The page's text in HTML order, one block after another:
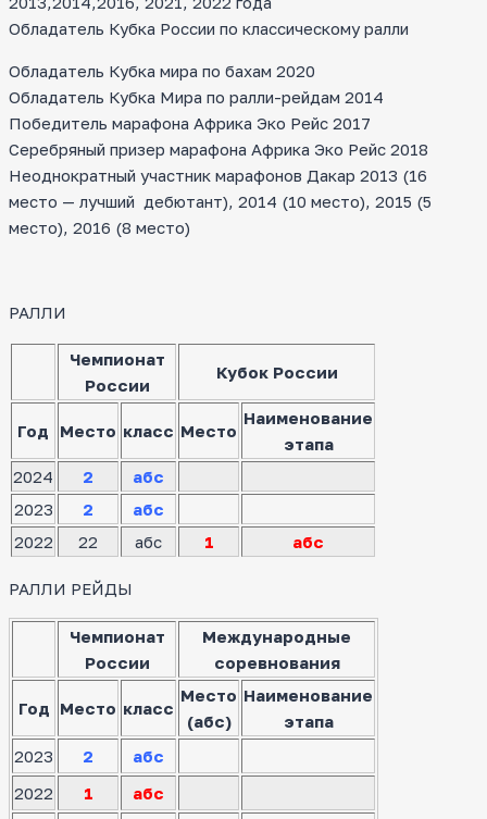
Обладатель Кубка России по классическому ралли
Обладатель Кубка мира по бахам 2020
Обладатель Кубка Мира по ралли-рейдам 2014
Победитель марафона Африка Эко Рейс 2017
Серебряный призер марафона Африка Эко Рейс 2018
Неоднократный участник марафонов Дакар 2013 (16
место — лучший дебютант), 2014 (10 место), 2015 (5
место), 2016 (8 место)
РАЛЛИ
Чемпионат
России
Кубок России
Год Место класс Место
Наименование
этапа
2024
2
абс
2023
2
абс
2022
22 абс 1 абс
РАЛЛИ РЕЙДЫ
Чемпионат
России
Международные
соревнования
Год Место класс
Место
(абс)
Наименование
этапа
2023
2
абс
2022
1 абс